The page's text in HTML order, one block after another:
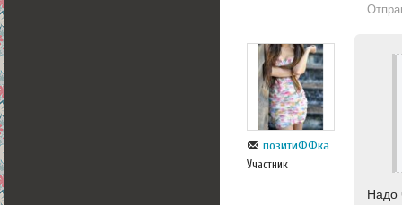
позитиФФка
Участник
Надо